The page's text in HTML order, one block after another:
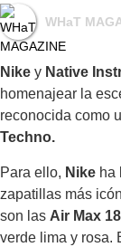
WHaT
Nike y Native
homenajear la
reconocida como
Techno.
Para ello, Nike ha
zapatillas más
son las Air Max
verde lima y rosa.